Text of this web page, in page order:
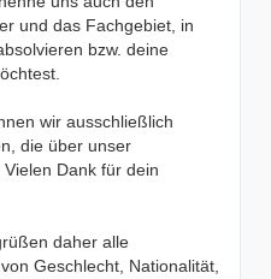
und das Fachgebiet, in
bzw. deine
wir ausschließlich
die über unser
Dank für dein
daher alle
Geschlecht, Nationalität,